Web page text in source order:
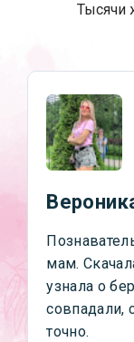
Тысячи
мам.
узнала о
совпадали,
точно.